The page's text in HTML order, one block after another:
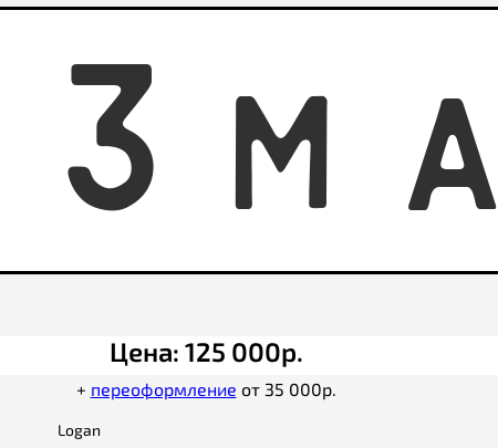
3 M A
Цена: 125 000р.
+ переоформление от 35 000р.
Logan